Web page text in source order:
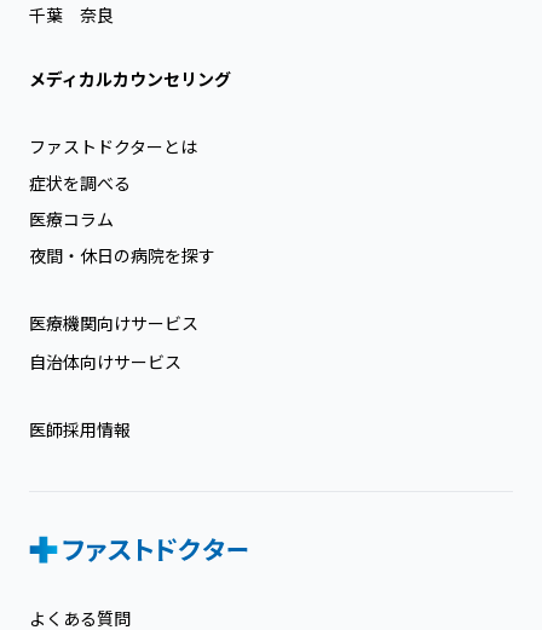
千葉
奈良
メディカルカウンセリング
ファストドクターとは
症状を調べる
医療コラム
夜間・休日の病院を探す
医療機関向けサービス
自治体向けサービス
医師採用情報
よくある質問